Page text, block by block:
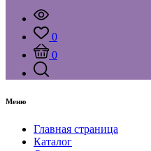
0
0
Меню
Главная страница
Каталог